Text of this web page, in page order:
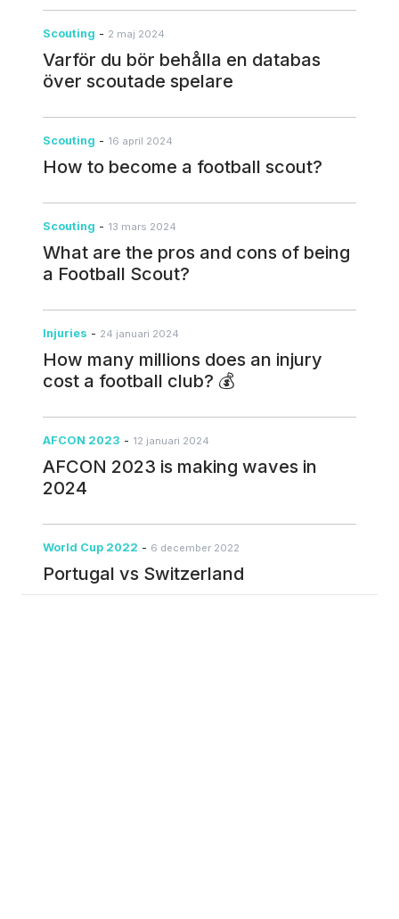
Scouting - 2 maj 2024
Varför du bör behålla en databas
över scoutade spelare
Scouting - 16 april 2024
How to become a football scout?
Scouting - 13 mars 2024
What are the pros and cons of being
a Football Scout?
Injuries - 24 januari 2024
How many millions does an injury
cost a football club? 💰
AFCON 2023 - 12 januari 2024
AFCON 2023 is making waves in
2024
World Cup 2022 - 6 december 2022
Portugal vs Switzerland